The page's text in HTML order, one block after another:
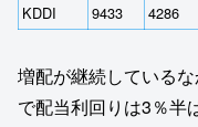
KDDI
9433 4286
増配が継続している
で配当利回りは3％半